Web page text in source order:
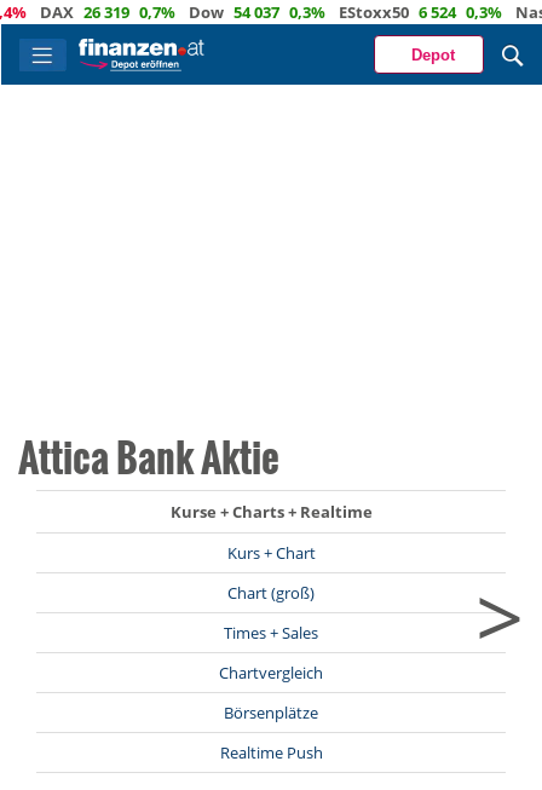
DAX 26 319 0,7% Dow 54 037 0,3% EStoxx50 6 524 0,3% Nasdaq
Depot
Attica Bank Aktie
Kurse + Charts + Realtime
Kurs + Chart
Chart (groß)
Times + Sales
Chartvergleich
Börsenplätze
Realtime Push
>